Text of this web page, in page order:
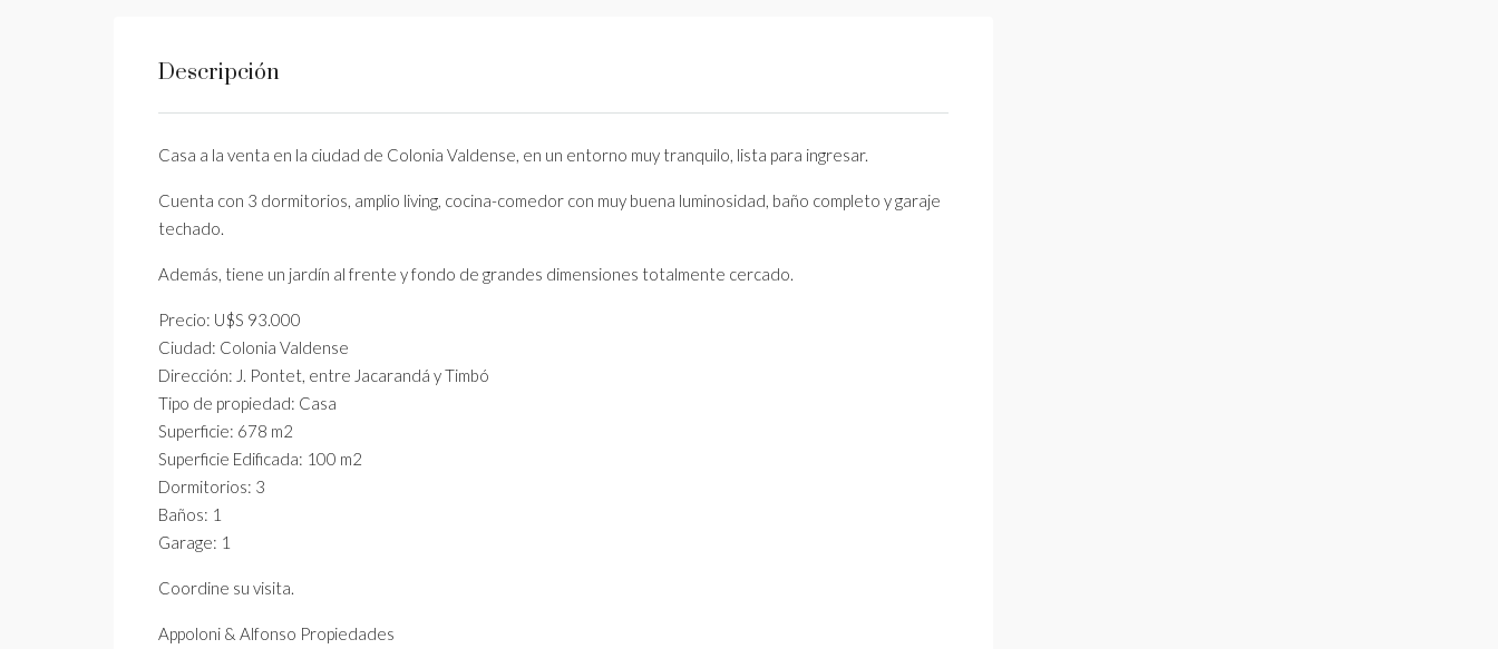
Descripción
Casa a la venta en la ciudad de Colonia Valdense, en un entorno muy tranquilo, lista para ingresar.
Cuenta con 3 dormitorios, amplio living, cocina-comedor con muy buena luminosidad, baño completo y garaje
techado.
Además, tiene un jardín al frente y fondo de grandes dimensiones totalmente cercado.
Precio: U$S 93.000
Ciudad: Colonia Valdense
Dirección: J. Pontet, entre Jacarandá y Timbó
Tipo de propiedad: Casa
Superficie: 678 m2
Superficie Edificada: 100 m2
Dormitorios: 3
Baños: 1
Garage: 1
Coordine su visita.
Appoloni & Alfonso Propiedades